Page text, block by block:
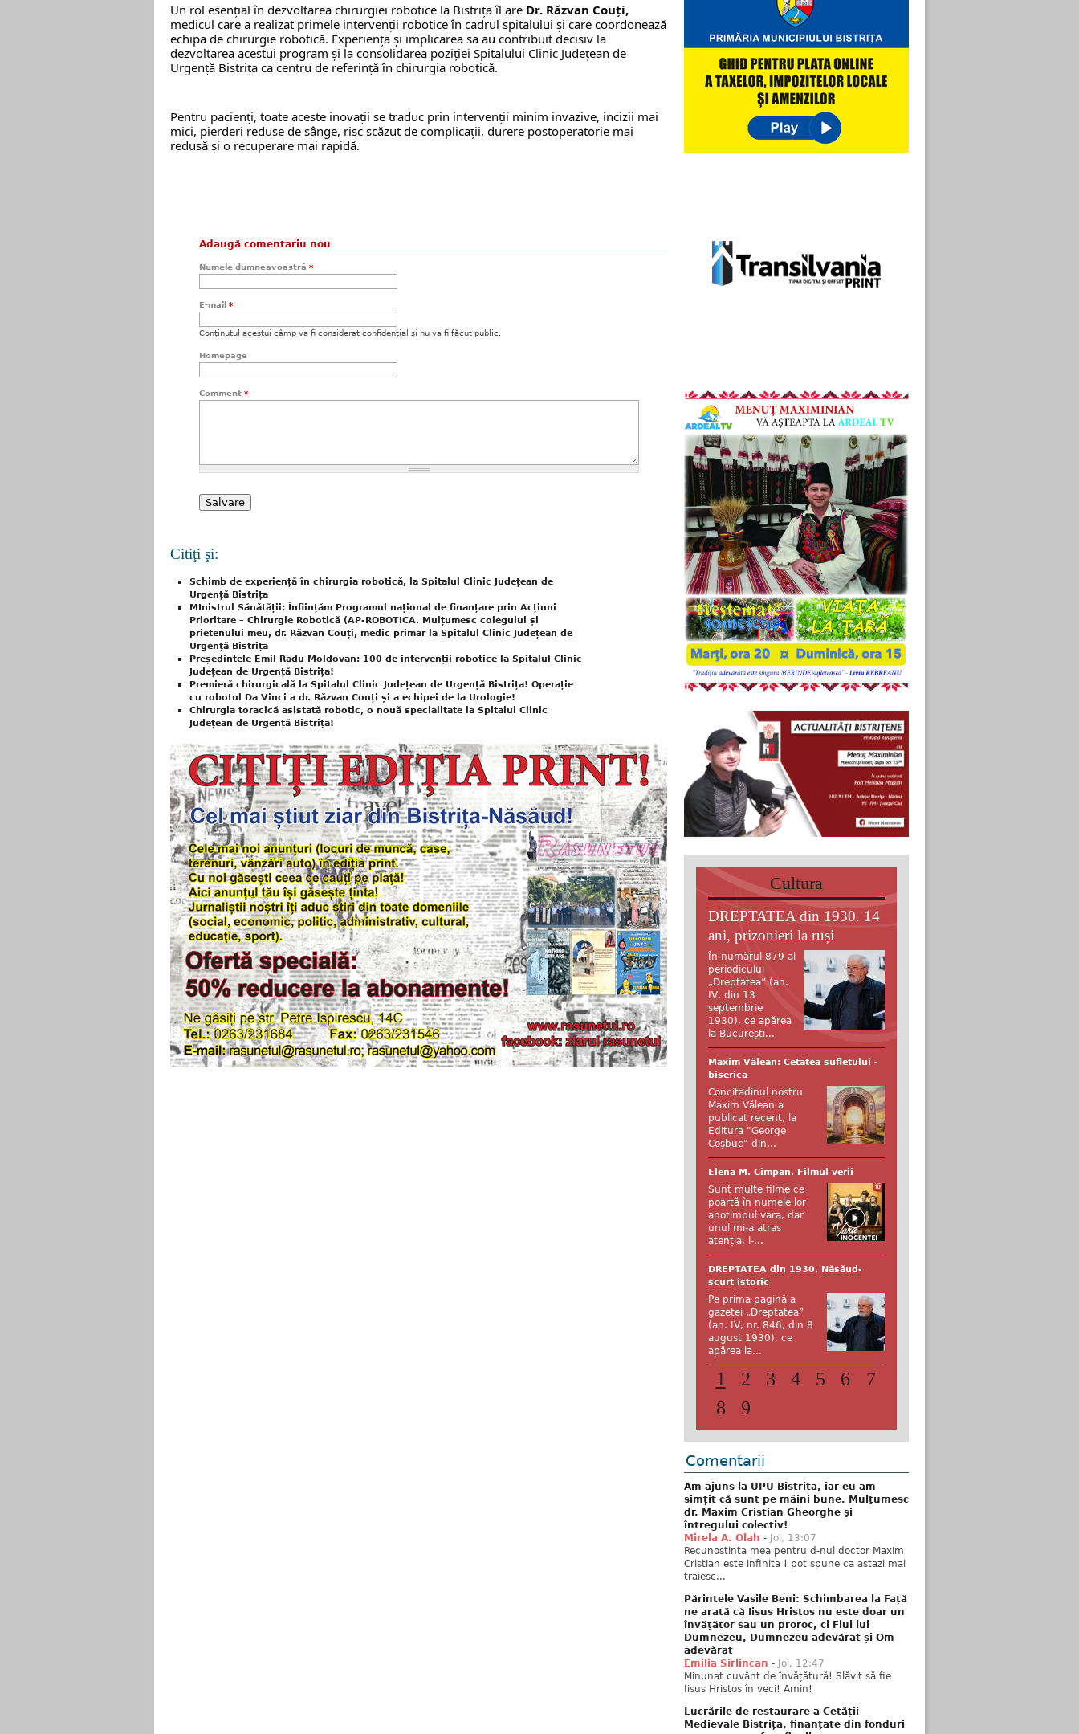
Un rol esențial în dezvoltarea chirurgiei robotice la Bistrița îl are Dr. Răzvan Couți,
medicul care a realizat primele intervenții robotice în cadrul spitalului și care coordonează
echipa de chirurgie robotică. Experiența și implicarea sa au contribuit decisiv la
dezvoltarea acestui program și la consolidarea poziției Spitalului Clinic Județean de
Urgență Bistrița ca centru de referință în chirurgia robotică.
Pentru pacienți, toate aceste inovații se traduc prin intervenții minim invazive, incizii mai
mici, pierderi reduse de sânge, risc scăzut de complicații, durere postoperatorie mai
redusă și o recuperare mai rapidă.
Adaugă comentariu nou
Numele dumneavoastră *
E-mail *
Conţinutul acestui câmp va fi considerat confidenţial şi nu va fi făcut public.
Homepage
Comment *
Citiţi şi:
Schimb de experiență în chirurgia robotică, la Spitalul Clinic Județean de
Urgență Bistrița
MInistrul Sănătății: Înființăm Programul național de finanțare prin Acțiuni
Prioritare – Chirurgie Robotică (AP-ROBOTICA. Mulțumesc colegului și
prietenului meu, dr. Răzvan Couți, medic primar la Spitalul Clinic Județean de
Urgență Bistrița
Președintele Emil Radu Moldovan: 100 de intervenții robotice la Spitalul Clinic
Județean de Urgență Bistrița!
Premieră chirurgicală la Spitalul Clinic Județean de Urgență Bistrița! Operație
cu robotul Da Vinci a dr. Răzvan Couți și a echipei de la Urologie!
Chirurgia toracică asistată robotic, o nouă specialitate la Spitalul Clinic
Județean de Urgență Bistrița!
Cultura
DREPTATEA din 1930. 14
ani, prizonieri la ruși
În numărul 879 al
periodicului
„Dreptatea” (an.
IV, din 13
septembrie
1930), ce apărea
la București...
Maxim Vălean: Cetatea sufletului -
biserica
Concitadinul nostru
Maxim Vălean a
publicat recent, la
Editura "George
Coşbuc" din...
Elena M. Cîmpan. Filmul verii
Sunt multe filme ce
poartă în numele lor
anotimpul vara, dar
unul mi-a atras
atenția, l-...
DREPTATEA din 1930. Năsăud-
scurt istoric
Pe prima pagină a
gazetei „Dreptatea”
(an. IV, nr. 846, din 8
august 1930), ce
apărea la...
1 2 3 4 5 6
7
8
9
Comentarii
Am ajuns la UPU Bistrița, iar eu am
simțit că sunt pe mâini bune. Mulţumesc
dr. Maxim Cristian Gheorghe şi
întregului colectiv!
Mirela A. Olah - Joi, 13:07
Recunostinta mea pentru d-nul doctor Maxim
Cristian este infinita ! pot spune ca astazi mai
traiesc...
Părintele Vasile Beni: Schimbarea la Față
ne arată că Iisus Hristos nu este doar un
învățător sau un proroc, ci Fiul lui
Dumnezeu, Dumnezeu adevărat și Om
adevărat
Emilia Sirlincan - Joi, 12:47
Minunat cuvânt de învățătură! Slăvit să fie
Iisus Hristos în veci! Amin!
Lucrările de restaurare a Cetății
Medievale Bistrița, finanțate din fonduri